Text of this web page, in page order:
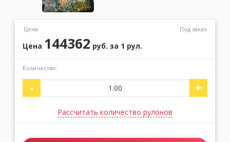
Цена Под заказ
Цена 144362 руб. за 1 рул.
Количество:
- +
Рассчитать количество рулонов